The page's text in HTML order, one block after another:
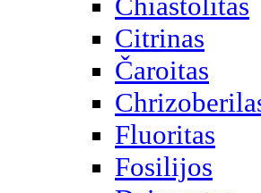
Citrinas
Čaroitas
Fluoritas
Fosilijos